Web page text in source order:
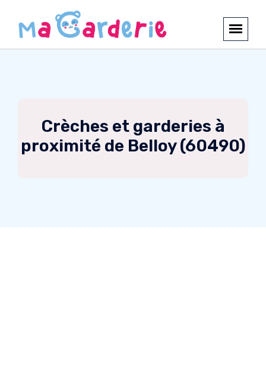
Crèches et garderies à
proximité de Belloy (60490)